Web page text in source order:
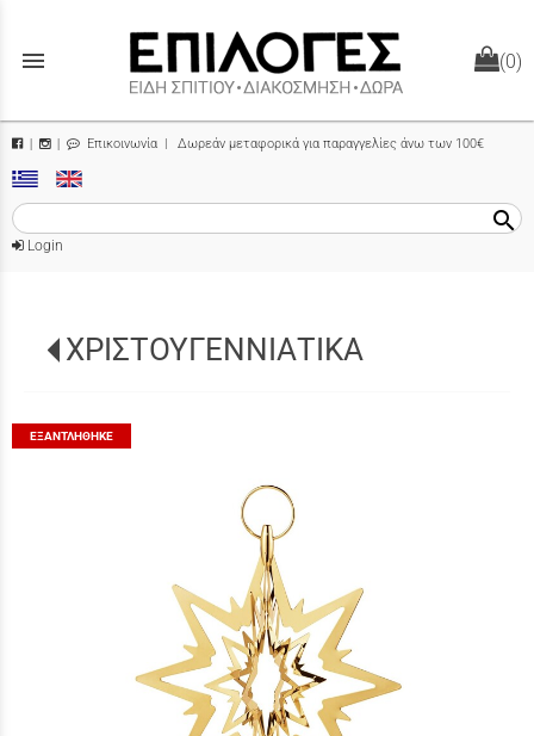
menu (0)
| Επικοινωνία | Δωρεάν μεταφορικά για παραγγελίες άνω των 100€
search
Login
ΧΡΙΣΤΟΥΓΕΝΝΙΑΤΙΚΑ
ΕΞΑΝΤΛΉΘΗΚΕ